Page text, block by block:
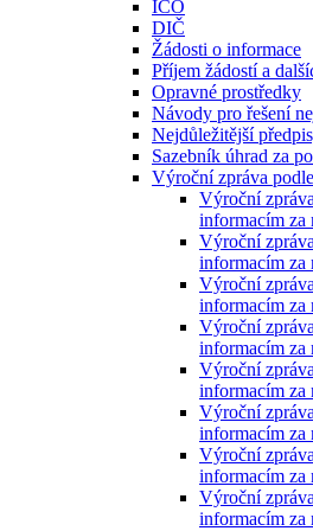
IČO
DIČ
Žádosti o informace
Příjem žádostí a
Opravné prostředky
Návody pro řešení
Nejdůležitější
Sazebník úhrad za
Výroční zpráva
Výroční
informacím za
Výroční
informacím za
Výroční
informacím za
Výroční
informacím za
Výroční
informacím za
Výroční
informacím za
Výroční
informacím za
Výroční
informacím za